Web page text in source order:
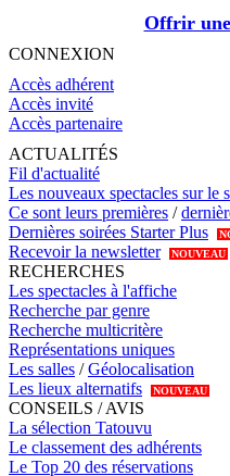
Offrir
CONNEXION
Accès adhérent
Accès invité
Accès partenaire
ACTUALITÉS
Fil d'actualité
Les nouveaux spectacles sur le
Ce sont leurs premières /
Dernières soirées Starter Plus
Recevoir la newsletter NOUVEAU
RECHERCHES
Les spectacles à l'affiche
Recherche par genre
Recherche multicritère
Représentations uniques
Les salles /Géolocalisation
Les lieux alternatifs
NOUVEAU
CONSEILS / AVIS
La sélection Tatouvu
Le classement des adhérents
Le Top 20 des réservations